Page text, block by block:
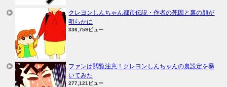
クレヨンしんちゃん都市伝説・作者の死因と裏の顔が
明らかに
336,759ビュー
ファンは閲覧注意！クレヨンしんちゃんの裏設定を暴
いてみた
277,121ビュー